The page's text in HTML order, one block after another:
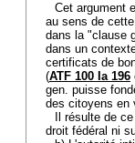
Cet argument
au sens de
dans la "clause
dans un
certificats de
(ATF 100 Ia 196
gen. puisse
des citoyens en
Il résulte de
droit fédéral ni